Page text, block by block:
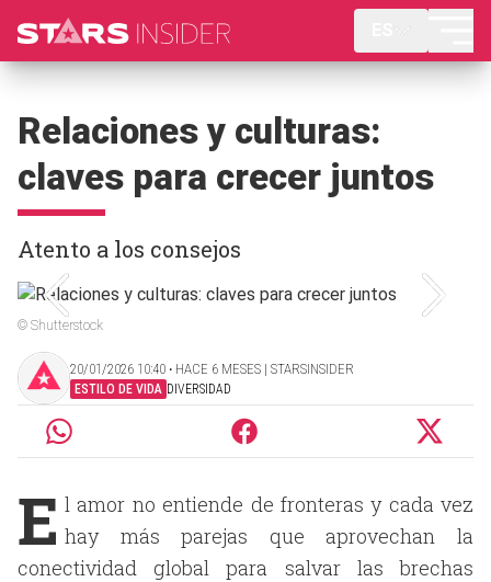
Relaciones y culturas:
claves para crecer juntos
Atento a los consejos
© Shutterstock
20/01/2026 10:40 ‧ HACE 6 MESES | STARSINSIDER
ESTILO DE VIDA DIVERSIDAD
E l amor no entiende de fronteras y cada vez
hay más parejas que aprovechan la
conectividad global para salvar las brechas